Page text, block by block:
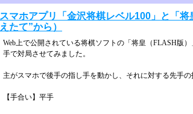
スマホアプリ「金沢将棋レベル100」と「
えたて”から）
Web上で公開されている将棋ソフトの「将皇（FLASH版
手で対局させてみました。
主がスマホで後手の指し手を動かし、それに対する先手の
【手合い】平手